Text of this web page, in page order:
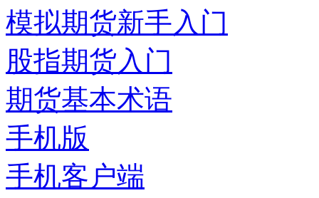
模拟期货新手入门
股指期货入门
期货基本术语
手机版
手机客户端